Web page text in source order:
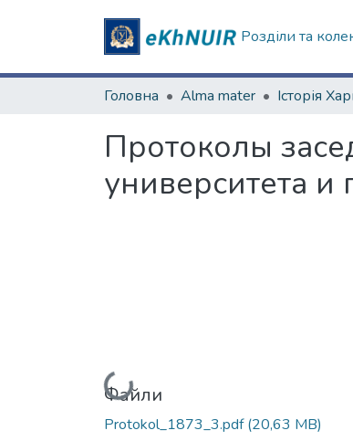
Розділи та
Головна Alma mater
Протоколы
университета
Вантажиться...
Файли
Protokol_1873_3.pdf(20,63 MB)